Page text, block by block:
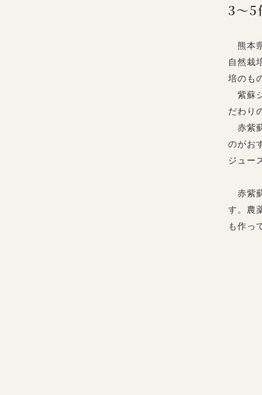
3〜5
熊本
自然栽
培のも
紫蘇
だわり
赤紫
のがお
ジュー
赤紫
す。農
も作っ